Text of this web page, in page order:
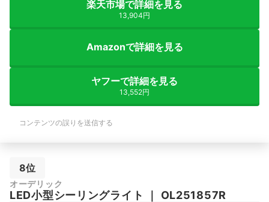
楽天市場で詳細を見る
13,904円
Amazonで詳細を見る
ヤフーで詳細を見る
13,552円
コンテンツの誤りを送信する
8位
オーデリック
LED小型シーリングライト OL251857R